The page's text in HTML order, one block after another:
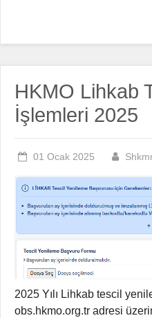
HKMO Lihkab
İşlemleri 2025
01 Ocak 2025
2025 Yılı Lihkab tescil
obs.hkmo.org.tr adresi